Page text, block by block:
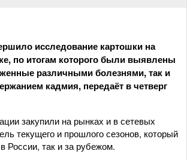
исследование картошки на
по итогам которого были выявлены
различными болезнями, так и
кадмия, передаёт в четверг
закупили на рынках и в сетевых
текущего и прошлого сезонов, который
России, так и за рубежом.